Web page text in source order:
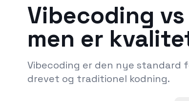
Vibecoding
men er
Vibecoding er den nye standard
drevet og traditionel kodning.